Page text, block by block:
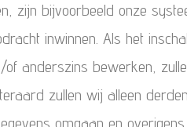
zijn bijvoorbeeld onze
inwinnen. Als het
anderszins bewerken,
zullen wij alleen
omgaan en overigens